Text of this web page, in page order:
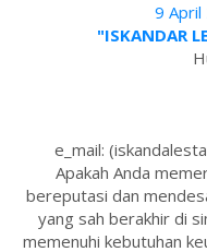
9 April
"ISKANDAR
via BBM
WhatsApp:
Tel .... (+
e_mail:
Apakah Anda
bereputasi dan
yang sah berakhir di
memenuhi kebutuhan